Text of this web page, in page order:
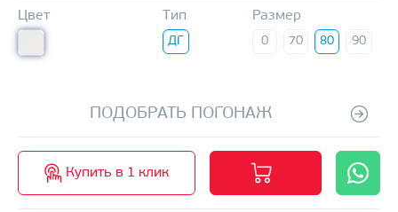
Цвет Тип
ДГ
Размер
0 70 80 90
ПОДОБРАТЬ ПОГОНАЖ
Купить в 1 клик